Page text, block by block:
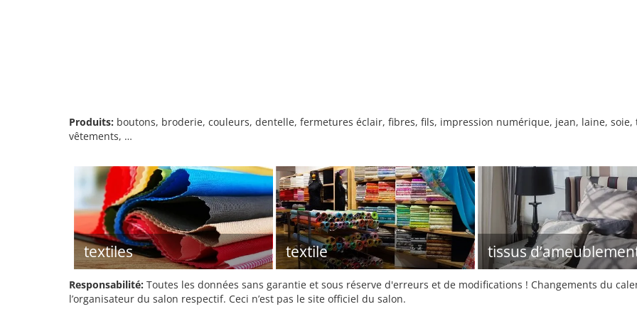
Produits: boutons, broderie, couleurs, dentelle, fermetures éclair, fibres, fils, impression numérique, jean, laine,
vêtements, …
textiles textile tissus
Responsabilité: Toutes les données sans garantie et sous réserve d'erreurs et de modifications ! Changements du
l’organisateur du salon respectif. Ceci n’est pas le site officiel du salon.